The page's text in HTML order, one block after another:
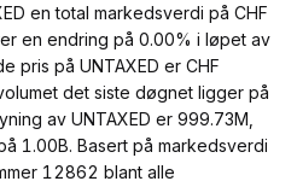
en total markedsverdi på CHF
en endring på 0.00% i løpet av
pris på UNTAXED er CHF
det siste døgnet ligger på
av UNTAXED er 999.73M,
1.00B. Basert på markedsverdi
12862 blant alle